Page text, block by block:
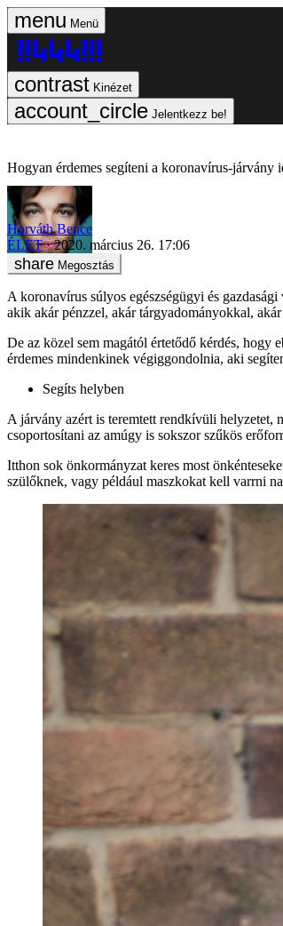
Menü
Kinézet
Jelentkezz be!
Hogyan érdemes segíteni a koronavírus-járvány
Horváth Bence
ÉLET
2020. március 26. 17:06
Megosztás
A koronavírus súlyos egészségügyi és
akik akár pénzzel, akár tárgyadományokkal,
De az közel sem magától értetődő kérdés, hogy
érdemes mindenkinek végiggondolnia, aki
Segíts helyben
A járvány azért is teremtett rendkívüli helyzetet,
csoportosítani az amúgy is sokszor szűkös
Itthon sok önkormányzat keres most
szülőknek, vagy például maszkokat kell varrni